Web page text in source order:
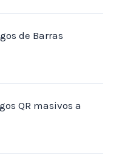
de Barras
QR masivos a